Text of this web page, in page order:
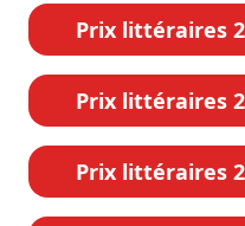
Prix littéraires
Prix littéraires
Prix littéraires